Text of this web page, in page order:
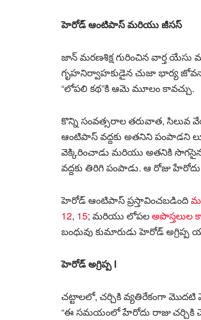
హెరోడ్ ఆంటిపాస్ మరియు జీసస్
జాన్ మరణశిక్ష గురించిన వార్త
గృహనిర్వాహకుడైన చుజా భార్య
“లోపలి కథ”కి ఆమె మూలం కావచ్చు.
కొన్ని సంవత్సరాల తరువాత,
ఆంటిపాస్ వద్దకు అతనిని పంపాడని
వెక్కిరించాడు మరియు అతనికి సొగసైన
వద్దకు తిరిగి పంపాడు. ఆ రోజు
హెరోడ్ ఆంటిపాస్ ప్రస్తావించబడింది
12, 15; మరియు లోపలఅపొస్తలుల
బంధువు కుమారుడు హెరోడ్
హెరోడ్ అగ్రిప్ప I
చట్టాలలో, చర్చికి వ్యతిరేకంగా
“ఈ సమయంలో హేరోదు రాజు చర్చికి